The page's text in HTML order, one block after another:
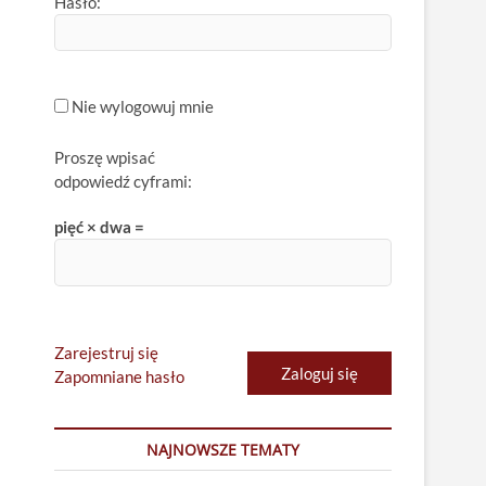
Nie wylogowuj mnie
Proszę wpisać
odpowiedź cyframi:
pięć × dwa =
Zaloguj się
Zarejestruj się
Zapomniane hasło
NAJNOWSZE TEMATY